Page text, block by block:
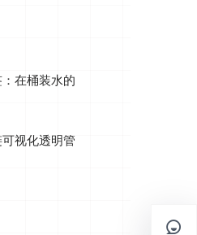
在桶装水的
视化透明管